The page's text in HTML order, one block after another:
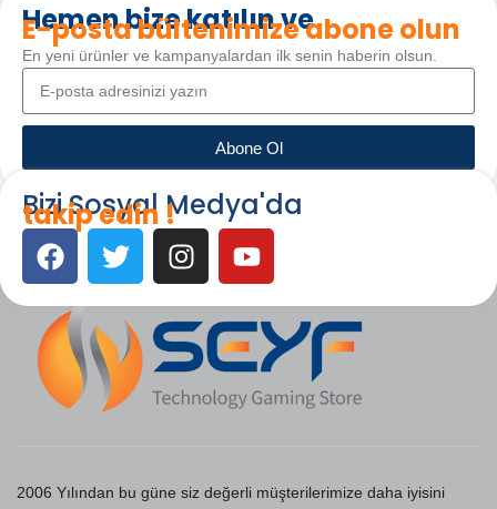
Hemen bize katılın ve
E-posta bültenimize abone olun
En yeni ürünler ve kampanyalardan ilk senin haberin olsun.
Abone Ol
Bizi Sosyal Medya'da
takip edin !
2006 Yılından bu güne siz değerli müşterilerimize daha iyisini